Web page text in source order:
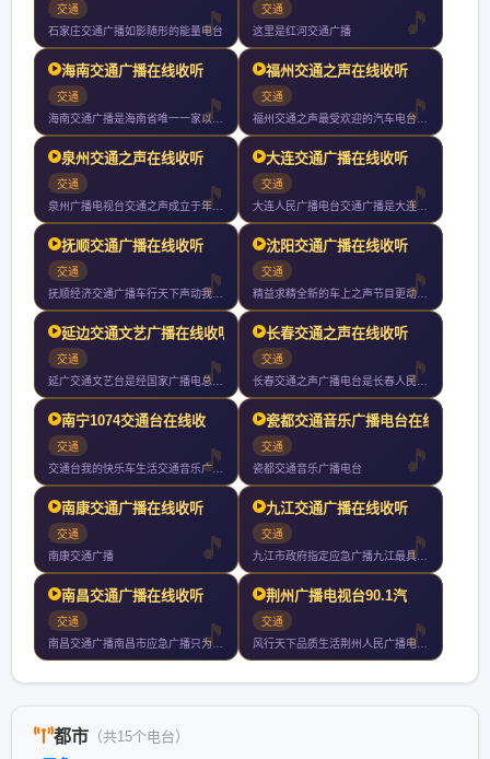
交通
石家庄交通广播如影随形的能量电台
交通
这里是红河交通广播
海南交通广播在线收听
交通
海南交通广播是海南省唯一一家以宣传交通服务交通为宗旨以开车人
福州交通之声在线收听
交通
福州交通之声最受欢迎的汽车电台立足车与行为移动人群办有用的广
泉州交通之声在线收听
交通
泉州广播电视台交通之声成立于年月日试播月日开播是泉州市独家专
大连交通广播在线收听
交通
大连人民广播电台交通广播是大连人民广播电台下属的一个广播频道
抚顺交通广播在线收听
交通
抚顺经济交通广播车行天下声动我心一切只为你
沈阳交通广播在线收听
交通
精益求精全新的车上之声节目更动感风格更时尚效果更清晰覆盖更广
延边交通文艺广播在线收听
交通
延广交通文艺台是经国家广播电总局批准的延边朝鲜族自治州唯一的
长春交通之声在线收听
交通
长春交通之声广播电台是长春人民广播电台的系列台之一与长春市交
南宁1074交通台在线收
交通
交通台我的快乐车生活交通音乐广播为南宁广播电视台下属的一家广
瓷都交通音乐广播电台在线
交通
瓷都交通音乐广播电台
南康交通广播在线收听
交通
南康交通广播
九江交通广播在线收听
交通
九江市政府指定应急广播九江最具影响力权威媒体
南昌交通广播在线收听
交通
南昌交通广播南昌市应急广播只为每一个执着在路上的人尼尔森数据
荆州广播电视台90.1汽
交通
风行天下品质生活荆州人民广播电台汽车电台于年月日正式开播全天
都市 （共15个电台）